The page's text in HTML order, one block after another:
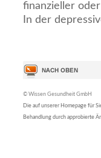
finanzieller
In der
© Wissen Gesundheit GmbH
Die auf unserer Homepage für
Behandlung durch approbierte